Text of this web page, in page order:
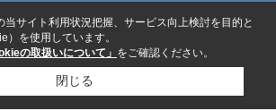
当サイト利用状況把握、サービス向上検討を目的と
）を使用しています。
の取扱いについて」 をご確認ください。
閉じる